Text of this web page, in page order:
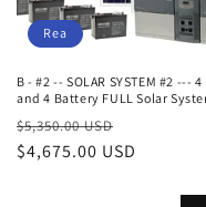
Rea
B - #2 -- SOLAR SYSTEM #2 ---
and 4 Battery FULL Solar
Ordinarie
pris
$5,350.00 USD
$4,675.00 USD